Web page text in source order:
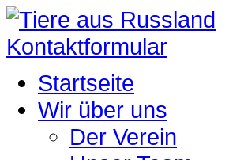
Kontaktformular
Startseite
Wir über uns
Der Verein